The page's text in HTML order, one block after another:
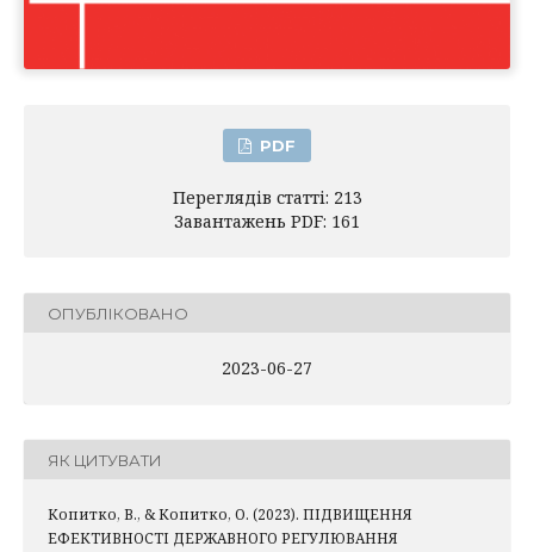
PDF
Переглядів статті: 213
Завантажень PDF: 161
ОПУБЛІКОВАНО
2023-06-27
ЯК ЦИТУВАТИ
Копитко, В., & Копитко, О. (2023). ПІДВИЩЕННЯ
ЕФЕКТИВНОСТІ ДЕРЖАВНОГО РЕГУЛЮВАННЯ